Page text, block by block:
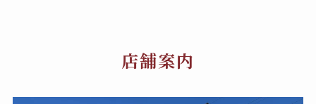
店舗案内